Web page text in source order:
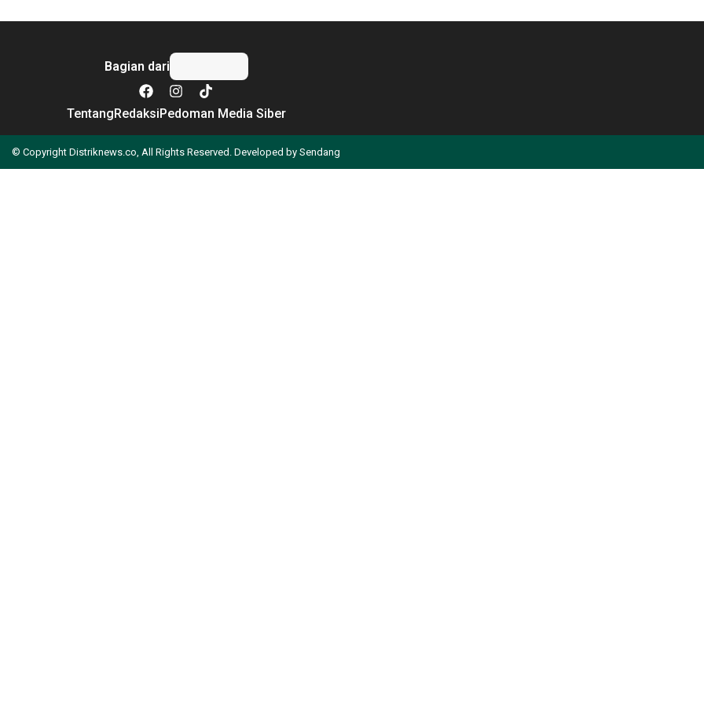
Bagian dari
TentangRedaksiPedoman Media Siber
© Copyright Distriknews.co, All Rights Reserved. Developed by Sendang